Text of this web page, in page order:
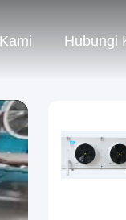
Hubungi